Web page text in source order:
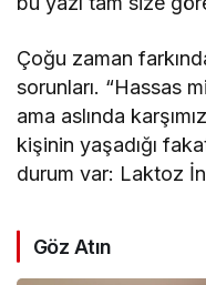
Çoğu zaman
sorunları. “Hassas
ama aslında
kişinin yaşadığı
durum var: Laktoz
Göz Atın